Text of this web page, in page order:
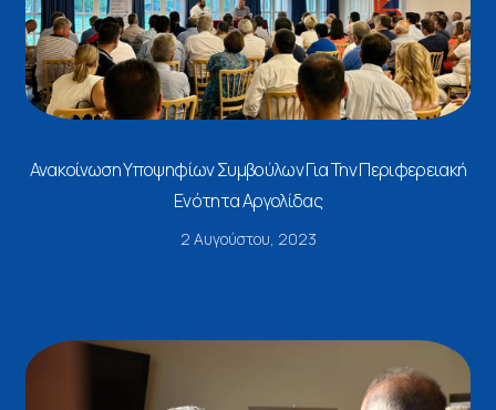
Ανακοίνωση Υποψηφίων Συμβούλων Για Την Περιφερειακή
Ενότητα Αργολίδας
2 Αυγούστου, 2023